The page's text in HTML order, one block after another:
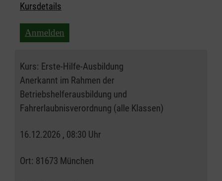
Kursdetails
Anmelden
Kurs: Erste-Hilfe-Ausbildung
Anerkannt im Rahmen der
Betriebshelferausbildung und
Fahrerlaubnisverordnung (alle Klassen)
16.12.2026 , 08:30 Uhr
Ort: 81673 München